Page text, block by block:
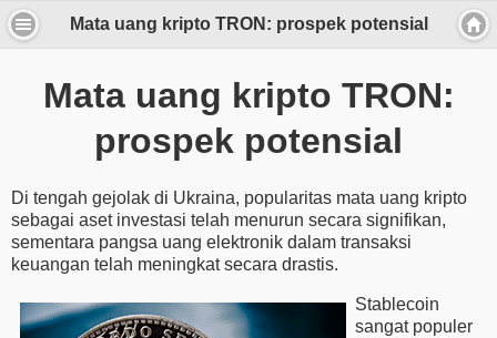
Mata uang kripto TRON: prospek potensial
Mata uang kripto TRON:
prospek potensial
Di tengah gejolak di Ukraina, popularitas mata uang kripto
sebagai aset investasi telah menurun secara signifikan,
sementara pangsa uang elektronik dalam transaksi
keuangan telah meningkat secara drastis.
Stablecoin
sangat populer